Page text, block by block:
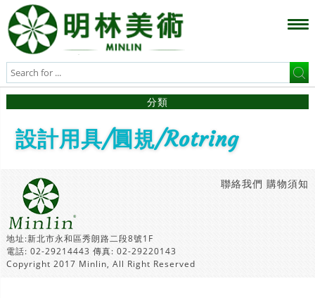
分類
設計用具/圓規/Rotring
購物須知
聯絡我們
地址:新北市永和區秀朗路二段8號1F
電話: 02-29214443 傳真: 02-29220143
Copyright 2017 Minlin, All Right Reserved